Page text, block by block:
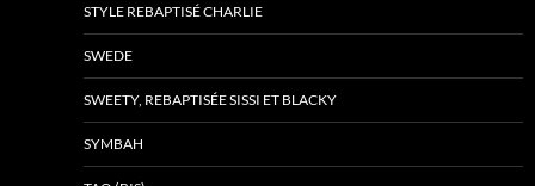
STYLE REBAPTISÉ CHARLIE
SWEDE
SWEETY, REBAPTISÉE SISSI ET BLACKY
SYMBAH